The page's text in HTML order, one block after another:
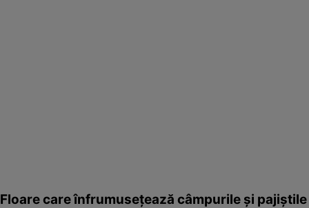
Floare care înfrumuseţează câmpurile şi